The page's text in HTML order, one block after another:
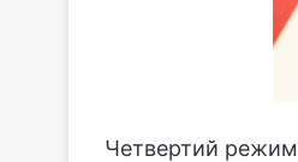
Четвертий режим